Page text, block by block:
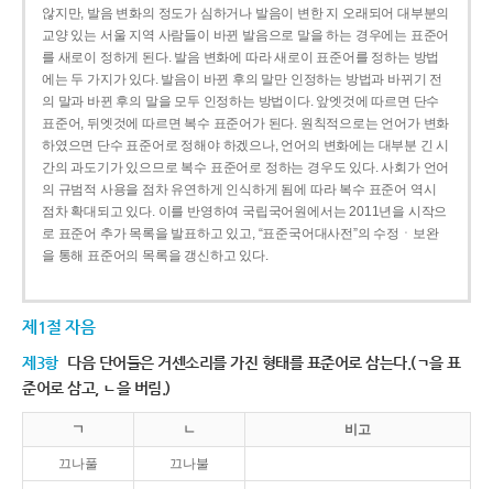
않지만, 발음 변화의 정도가 심하거나 발음이 변한 지 오래되어 대부분의
교양 있는 서울 지역 사람들이 바뀐 발음으로 말을 하는 경우에는 표준어
를 새로이 정하게 된다. 발음 변화에 따라 새로이 표준어를 정하는 방법
에는 두 가지가 있다. 발음이 바뀐 후의 말만 인정하는 방법과 바뀌기 전
의 말과 바뀐 후의 말을 모두 인정하는 방법이다. 앞엣것에 따르면 단수
표준어, 뒤엣것에 따르면 복수 표준어가 된다. 원칙적으로는 언어가 변화
하였으면 단수 표준어로 정해야 하겠으나, 언어의 변화에는 대부분 긴 시
간의 과도기가 있으므로 복수 표준어로 정하는 경우도 있다. 사회가 언어
의 규범적 사용을 점차 유연하게 인식하게 됨에 따라 복수 표준어 역시
점차 확대되고 있다. 이를 반영하여 국립국어원에서는 2011년을 시작으
로 표준어 추가 목록을 발표하고 있고, “표준국어대사전”의 수정ㆍ보완
을 통해 표준어의 목록을 갱신하고 있다.
제1절 자음
제3항 다음 단어들은 거센소리를 가진 형태를 표준어로 삼는다.(ㄱ을 표
준어로 삼고, ㄴ을 버림.)
ㄱ ㄴ 비고
끄나풀 끄나불